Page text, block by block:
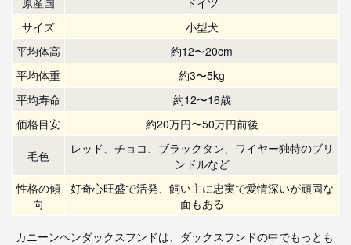
サイズ
小型犬
平均体高
約12〜20cm
平均体重
約3〜5kg
平均寿命
約12〜16歳
価格目安
約20万円〜50万円前後
毛色
レッド、チョコ、ブラックタン、ワイヤー独特のブリ
ンドルなど
性格の傾
向
好奇心旺盛で活発、飼い主に忠実で愛情深いが頑固な
面もある
カニーンヘンダックスフンドは、ダックスフンドの中でもっとも